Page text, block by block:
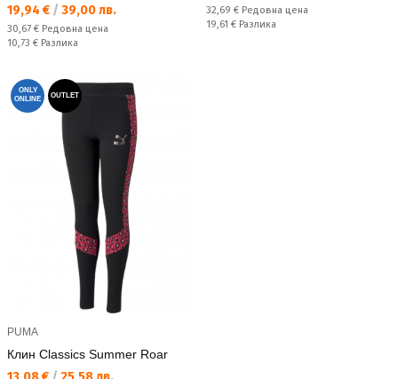
Текуща цена:
19,94 € / 39,00 лв.
Редовна цена:
30,67 € Редовна цена
Спестявате:
10,73 € Разлика
Редовна цена:
32,69 € Редовна цена
Спестявате:
19,61 € Разлика
ONLY
ONLINE
OUTLET
PUMA
Клин Classics Summer Roar
Текуща цена: